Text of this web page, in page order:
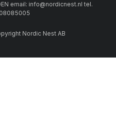
email: info@nordicnest.nl tel.
Nordic Nest AB